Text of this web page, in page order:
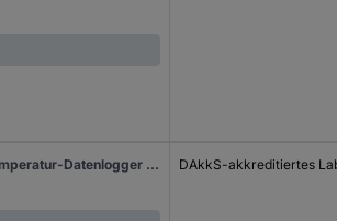
VOLTCRAFT DL-200TD1 DL-200T Temperatur-Datenlogger kalibriert (DAkkS-akkreditiertes Labor) Messgröße Temperatur -30 bis +60 °C PDF Funktion, inkl. Wandhalterung DAkkS-akkreditiertes